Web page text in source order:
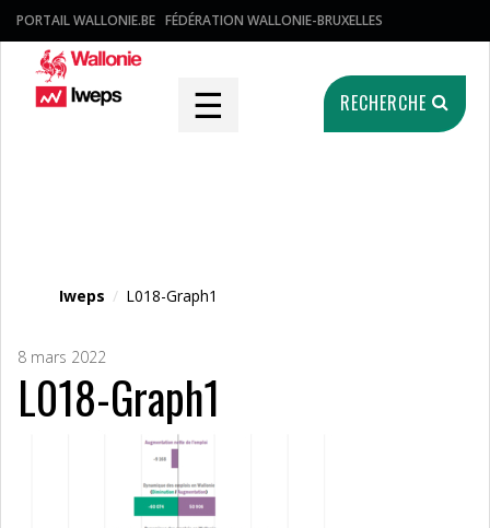
PORTAIL WALLONIE.BE FÉDÉRATION WALLONIE-BRUXELLES
☰ RECHERCHE
Iweps / L018-Graph1
8 mars 2022
L018-Graph1